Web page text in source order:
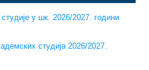
у шк. 2026/2027. години
студија 2026/2027.